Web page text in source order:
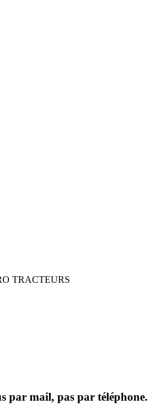
TRACTEURS
par mail, pas par téléphone.